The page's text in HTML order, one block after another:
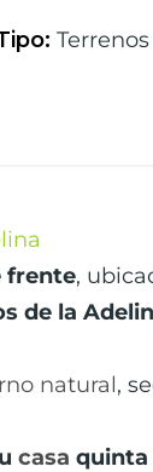
: Terrenos
frente,
de la
natural,
casa quinta